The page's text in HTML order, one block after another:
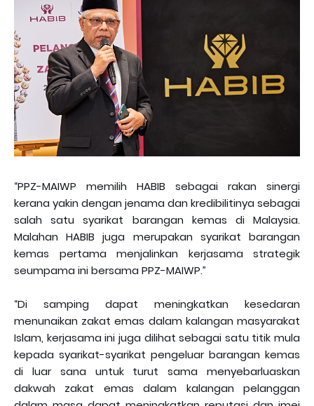
“PPZ-MAIWP memilih HABIB sebagai rakan sinergi
kerana yakin dengan jenama dan kredibilitinya sebagai
salah satu syarikat barangan kemas di Malaysia.
Malahan HABIB juga merupakan syarikat barangan
kemas pertama menjalinkan kerjasama strategik
seumpama ini bersama PPZ-MAIWP.”
“Di samping dapat meningkatkan kesedaran
menunaikan zakat emas dalam kalangan masyarakat
Islam, kerjasama ini juga dilihat sebagai satu titik mula
kepada syarikat-syarikat pengeluar barangan kemas
di luar sana untuk turut sama menyebarluaskan
dakwah zakat emas dalam kalangan pelanggan